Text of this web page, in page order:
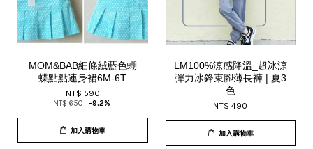
MOM&BAB細條絨藍色蝴
蝶點點連身裙6M-6T
NT$ 590
NT$ 650 -9.2%
加入購物車
LM100%涼感降溫_超冰涼
彈力冰鋒束腳薄長褲 | 夏3
色
NT$ 490
加入購物車